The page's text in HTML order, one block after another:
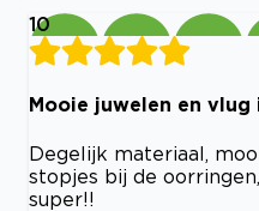
10
Mooie juwelen en vlug
Degelijk materiaal,
stopjes bij de
super!!